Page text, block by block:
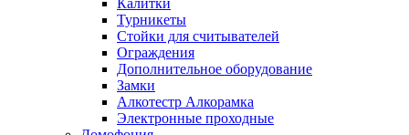
Калитки
Турникеты
Стойки для считывателей
Ограждения
Дополнительное оборудование
Замки
Алкотестр Алкорамка
Электронные проходные